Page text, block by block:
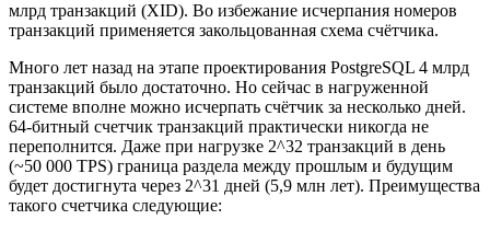
млрд транзакций (XID). Во избежание исчерпания номеров
транзакций применяется закольцованная схема счётчика.
Много лет назад на этапе проектирования PostgreSQL 4 млрд
транзакций было достаточно. Но сейчас в нагруженной
системе вполне можно исчерпать счётчик за несколько дней.
64-битный счетчик транзакций практически никогда не
переполнится. Даже при нагрузке 2^32 транзакций в день
(~50 000 TPS) граница раздела между прошлым и будущим
будет достигнута через 2^31 дней (5,9 млн лет). Преимущества
такого счетчика следующие: